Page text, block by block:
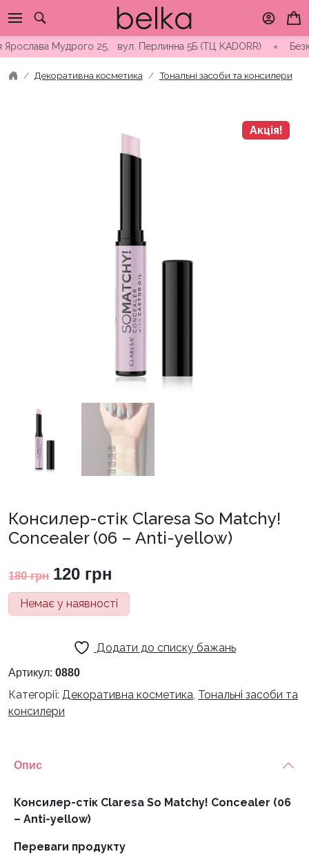
to
contentМудрого 25, вул. Перлинна 5Б (ТЦ KADORR) ∘
Декоративна косметика Тональні засоби та консилери
Акція!
Консилер-стік Claresa So Matchy!
Concealer (06 – Anti-yellow)
180грн Оригінальна
ціна:
120 грн
ціна:
Немає у наявності
Додати до списку бажань
Артикул: 0880
Категорії: Декоративна косметика, Тональні засоби та
консилери
Опис
Консилер-стік Claresa So Matchy! Concealer (06
– Anti-yellow)
Переваги продукту